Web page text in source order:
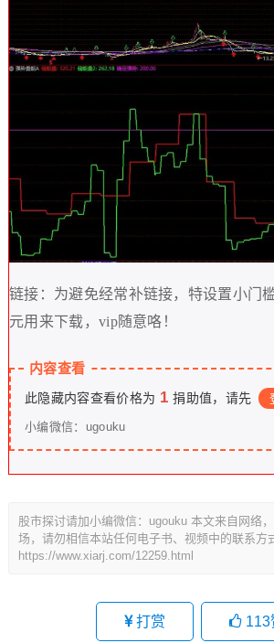
链接：为避免经常补链接，特设置小门
元用来下载，vip随意咯！
内容查看
此隐藏内容查看价格为 1 捐助值，请先
小编微信：ugouku
股市探讨请加小编微信：ugouku 本文来自网络
场，请勿相信本站任何电子书、视频中的联系方
https://www.xiarj.com/12259.html
打赏 113